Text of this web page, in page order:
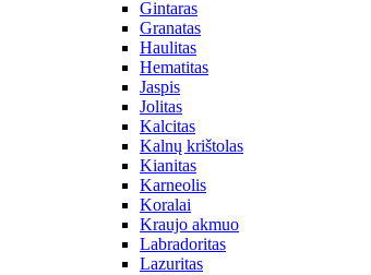
Gintaras
Granatas
Haulitas
Hematitas
Jaspis
Jolitas
Kalcitas
Kalnų krištolas
Kianitas
Karneolis
Koralai
Kraujo akmuo
Labradoritas
Lazuritas